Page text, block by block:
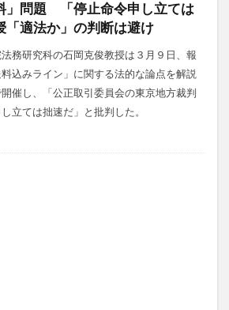
」問題 「停止命令申し立ては
「適法か」の判断は避け
務研究科の石岡克俊教授は３月９日、報
込みライン」に関する法的な論点を解説
催し、「公正取引委員会の東京地方裁判
立ては拙速だ」と批判した。